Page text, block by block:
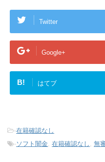
Twitter
Google+
B! はてブ
-在籍確認なし
-ソフト闇金, 在籍確認なし , 無